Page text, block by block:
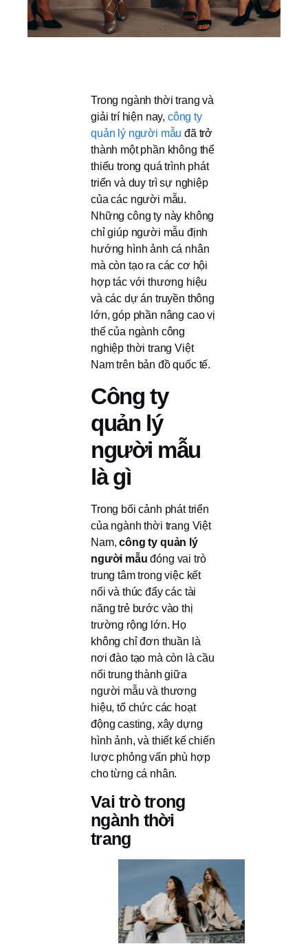
Trong ngành thời trang và
giải trí hiện nay, công ty
quản lý người mẫu đã trở
thành một phần không thể
thiếu trong quá trình phát
triển và duy trì sự nghiệp
của các người mẫu.
Những công ty này không
chỉ giúp người mẫu định
hướng hình ảnh cá nhân
mà còn tạo ra các cơ hội
hợp tác với thương hiệu
và các dự án truyền thông
lớn, góp phần nâng cao vị
thế của ngành công
nghiệp thời trang Việt
Nam trên bản đồ quốc tế.
Công ty
quản lý
người mẫu
là gì
Trong bối cảnh phát triển
của ngành thời trang Việt
Nam,công ty quản lý
người mẫu đóng vai trò
trung tâm trong việc kết
nối và thúc đẩy các tài
năng trẻ bước vào thị
trường rộng lớn. Họ
không chỉ đơn thuần là
nơi đào tạo mà còn là cầu
nối trung thành giữa
người mẫu và thương
hiệu, tổ chức các hoạt
động casting, xây dựng
hình ảnh, và thiết kế chiến
lược phỏng vấn phù hợp
cho từng cá nhân.
Vai trò trong
ngành thời
trang